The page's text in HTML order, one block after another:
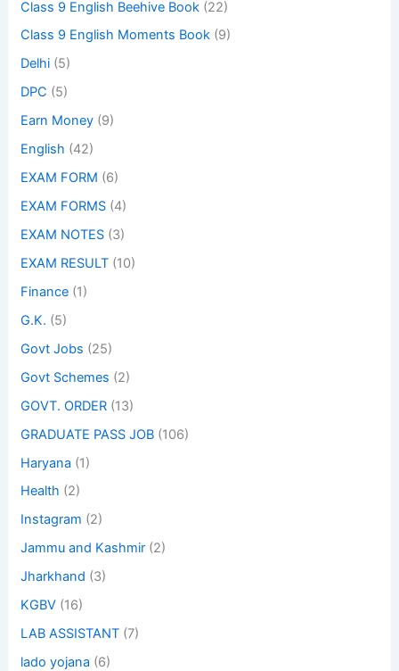
Class 9 English Beehive Book (22)
Class 9 English Moments Book (9)
Delhi (5)
DPC (5)
Earn Money (9)
English (42)
EXAM FORM (6)
EXAM FORMS (4)
EXAM NOTES (3)
EXAM RESULT (10)
Finance (1)
G.K. (5)
Govt Jobs (25)
Govt Schemes (2)
GOVT. ORDER (13)
GRADUATE PASS JOB (106)
Haryana (1)
Health (2)
Instagram (2)
Jammu and Kashmir (2)
Jharkhand (3)
KGBV (16)
LAB ASSISTANT (7)
lado yojana (6)